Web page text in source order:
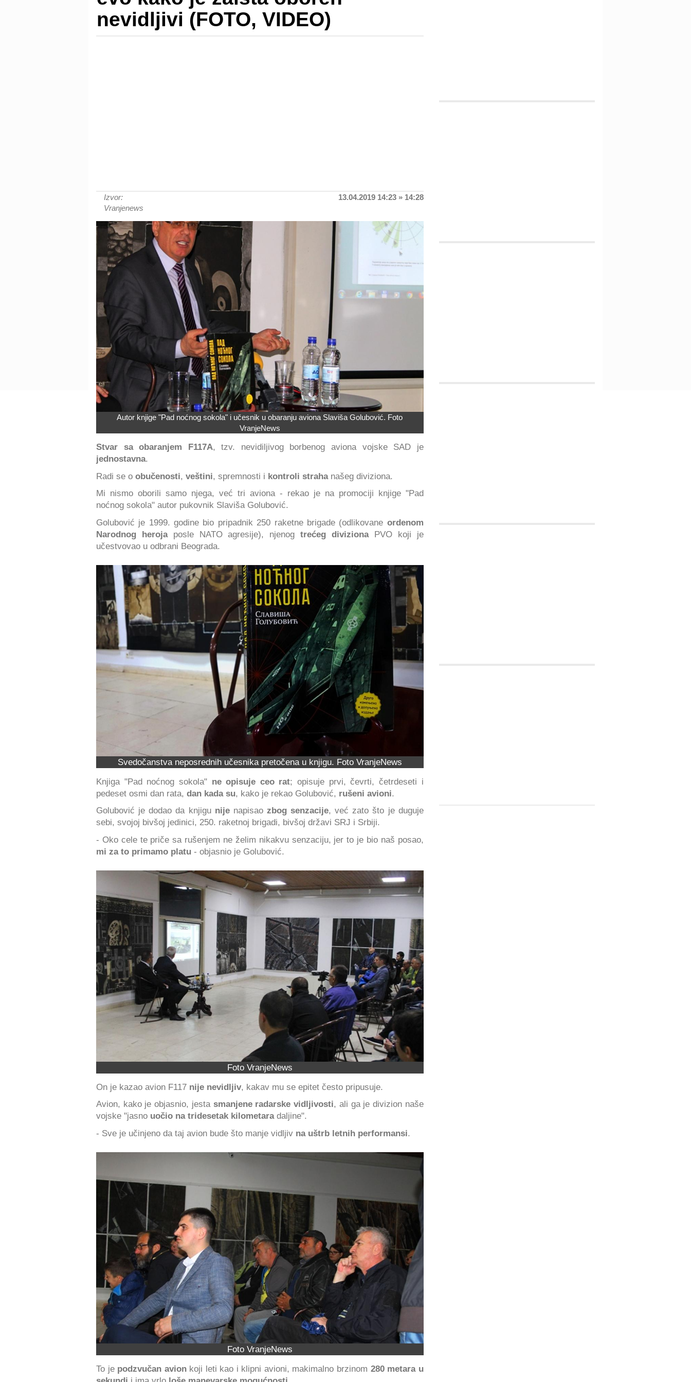
nevidljivi (FOTO, VIDEO)
Izvor:
Vranjenews
13.04.2019 14:23 » 14:28
Autor knjige "Pad noćnog sokola" i učesnik u obaranju aviona Slaviša Golubović. Foto
VranjeNews
Stvar sa obaranjem F117A, tzv. nevidiljivog borbenog aviona vojske SAD je
jednostavna.
Radi se o obučenosti, veštini, spremnosti i kontroli strahanašeg diviziona.
Mi nismo oborili samo njega, već tri aviona - rekao je na promociji knjige "Pad
noćnog sokola" autor pukovnik Slaviša Golubović.
Golubović je 1999. godine bio pripadnik 250 raketne brigade (odlikovane ordenom
Narodnog herojaposle NATO agresije), njenogtrećeg divizionaPVO koji je
učestvovao u odbrani Beograda.
Svedočanstva neposrednih učesnika pretočena u knjigu. Foto VranjeNews
Knjiga "Pad noćnog sokola" ne opisuje ceo rat; opisuje prvi, čevrti, četrdeseti i
pedeset osmi dan rata, dan kada su, kako je rekao Golubović, rušeni avioni.
Golubović je dodao da knjigu nijenapisao zbog senzacije, već zato što je duguje
sebi, svojoj bivšoj jedinici, 250. raketnoj brigadi, bivšoj državi SRJ i Srbiji.
- Oko cele te priče sa rušenjem ne želim nikakvu senzaciju, jer to je bio naš posao,
mi za to primamo platu - objasnio je Golubović.
Foto VranjeNews
On je kazao avion F117 nije nevidljiv, kakav mu se epitet često pripusuje.
Avion, kako je objasnio, jesta smanjene radarske vidljivosti, ali ga je divizion naše
vojske "jasno uočio na tridesetak kilometaradaljine".
- Sve je učinjeno da taj avion bude što manje vidljiv na uštrb letnih performansi.
Foto VranjeNews
To je podzvučan avionkoji leti kao i klipni avioni, makimalno brzinom 280 metara u